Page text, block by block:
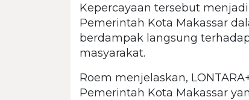
Kepercayaan tersebut
Pemerintah Kota Makassar
berdampak langsung
masyarakat.
Roem menjelaskan,
Pemerintah Kota Makassar